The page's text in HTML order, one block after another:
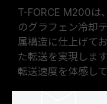
T-FORCE M200は
のグラフェン冷却
属構造に仕上げて
た転送を実現しま
転送速度を体感して